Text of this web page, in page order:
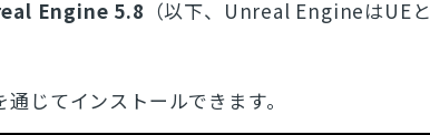
Engine 5.8 （以下、Unreal EngineはUEと
じてインストールできます。